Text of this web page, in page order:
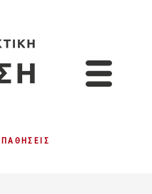
ΠΑΘΉΣΕΙΣ